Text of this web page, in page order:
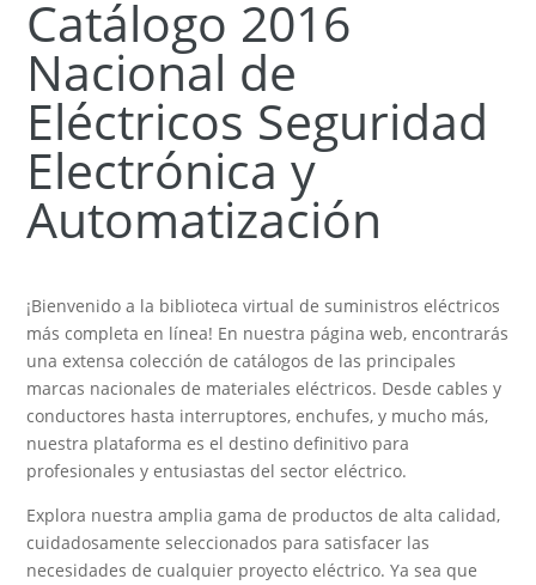
Catálogo 2016
Nacional de
Eléctricos Seguridad
Electrónica y
Automatización
¡Bienvenido a la biblioteca virtual de suministros eléctricos
más completa en línea! En nuestra página web, encontrarás
una extensa colección de catálogos de las principales
marcas nacionales de materiales eléctricos. Desde cables y
conductores hasta interruptores, enchufes, y mucho más,
nuestra plataforma es el destino definitivo para
profesionales y entusiastas del sector eléctrico.
Explora nuestra amplia gama de productos de alta calidad,
cuidadosamente seleccionados para satisfacer las
necesidades de cualquier proyecto eléctrico. Ya sea que